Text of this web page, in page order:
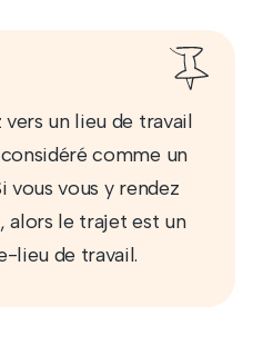
un lieu de travail
comme un
vous vous y rendez
alors le trajet est un
lieu de travail.